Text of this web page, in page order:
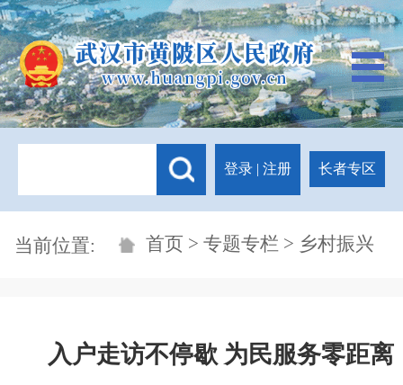
登录 | 注册 长者专区
当前位置: 首页 > 专题专栏 > 乡村振兴
入户走访不停歇 为民服务零距离